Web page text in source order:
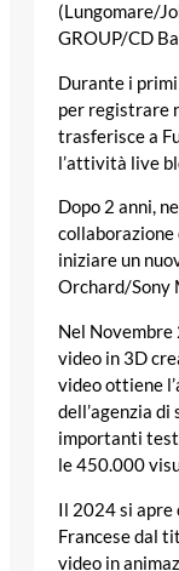
(Lungomare/
GROUP/CD
Durante i
per registrare
trasferisce a
l’attività live
Dopo 2 anni,
collaborazione
iniziare un
Orchard/Sony
Nel Novembre
video in 3D
video ottiene
dell’agenzia
importanti
le 450.000
Il 2024 si apre
Francese dal
video in